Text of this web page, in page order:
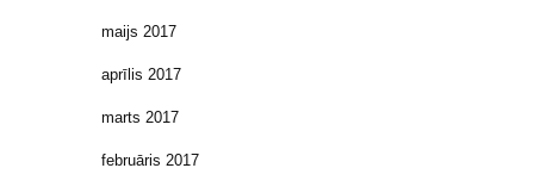
maijs 2017
aprīlis 2017
marts 2017
februāris 2017